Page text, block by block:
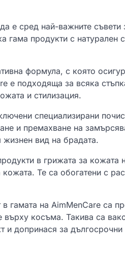
е сред най-важните
гама продукти с натурален
формула, с която
е подходяща за всяка
и стилизация.
специализирани
и премахване на
жизнен вид на брадата.
в грижата за кожата
Те са обогатени с
гамата на AimMenCare са
върху косъма. Такива са
допринася за дългосрочни